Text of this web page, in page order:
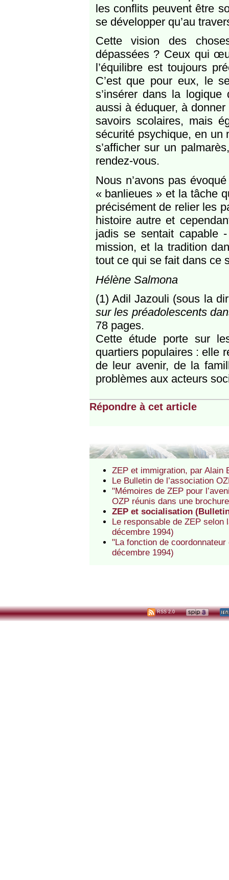
les conflits peuvent être
se développer qu’au
Cette vision des
dépassées ? Ceux qui
l’équilibre est toujours
C’est que pour eux, le
s’insérer dans la
aussi à éduquer, à
savoirs scolaires, mais
sécurité psychique, en un
s’afficher sur un
rendez-vous.
Nous n’avons pas
« banlieues » et la tâche
précisément de relier les
histoire autre et
jadis se sentait capable
mission, et la tradition
tout ce qui se fait dans ce
Hélène Salmona
(1) Adil Jazouli (sous la
sur les préadolescents
78 pages.
Cette étude porte sur
quartiers populaires : elle
de leur avenir, de la
problèmes aux acteurs
Répondre à cet article
ZEP et immigration, par Alain
Le Bulletin de l’association
"Mémoires de ZEP pour
OZP réunis dans une
ZEP et socialisation
Le responsable de ZEP
décembre 1994)
"La fonction de
décembre 1994)
RSS 2.0